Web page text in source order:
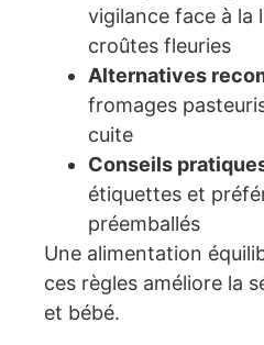
vigilance face à la
croûtes fleuries
Alternatives
fromages
cuite
Conseils
étiquettes et
préemballés
Une alimentation
ces règles améliore la
et bébé.